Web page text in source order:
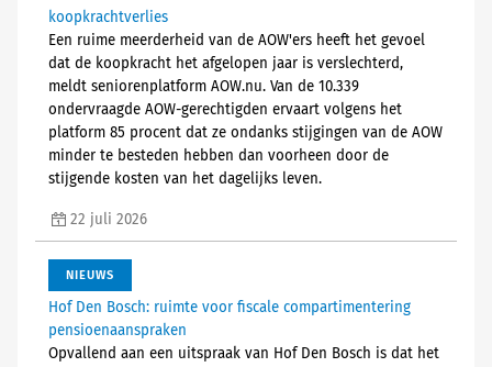
koopkrachtverlies
Een ruime meerderheid van de AOW'ers heeft het gevoel
dat de koopkracht het afgelopen jaar is verslechterd,
meldt seniorenplatform AOW.nu. Van de 10.339
ondervraagde AOW-gerechtigden ervaart volgens het
platform 85 procent dat ze ondanks stijgingen van de AOW
minder te besteden hebben dan voorheen door de
stijgende kosten van het dagelijks leven.
22 juli 2026
NIEUWS
Hof Den Bosch: ruimte voor fiscale compartimentering
pensioenaanspraken
Opvallend aan een uitspraak van Hof Den Bosch is dat het